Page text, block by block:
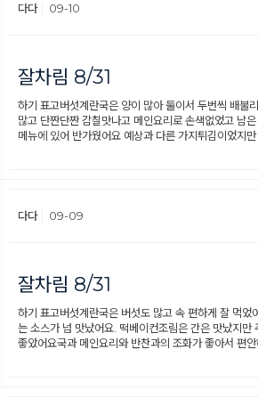
다다 09-10
잘차림 8/31
하기 표고버섯계란국은 양이 많아 둘이서 두번씩 배불
많고 단짠단짠 감칠맛나고 메인요리로 손색없었고 남
메뉴에 있어 반가웠어요 예상과 다른 가지튀김이었지
다다 09-09
잘차림 8/31
하기 표고버섯계란국은 버섯도 많고 속 편하게 잘 먹
는 소스가 넘 맛났어요. 떡베이컨조림은 간은 맛났지
좋았어요국과 메인요리와 반찬과의 조화가 좋아서 편